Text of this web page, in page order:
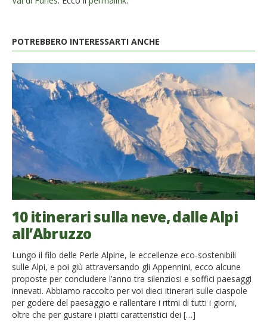
POTREBBERO INTERESSARTI ANCHE
10 itinerari sulla neve, dalle Alpi
all’Abruzzo
Lungo il filo delle Perle Alpine, le eccellenze eco-sostenibili
sulle Alpi, e poi giù attraversando gli Appennini, ecco alcune
proposte per concludere l’anno tra silenziosi e soffici paesaggi
innevati. Abbiamo raccolto per voi dieci itinerari sulle ciaspole
per godere del paesaggio e rallentare i ritmi di tutti i giorni,
oltre che per gustare i piatti caratteristici dei […]